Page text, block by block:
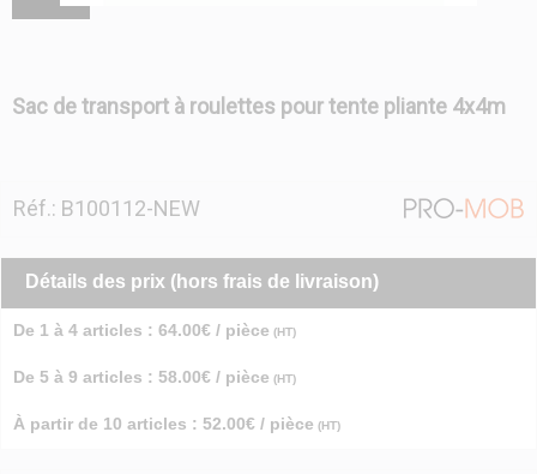
Sac de transport à roulettes pour tente pliante 4x4m
Réf.: B100112-NEW
Détails des prix (hors frais de livraison)
De 1 à 4 articles : 64.00€ / pièce (HT)
De 5 à 9 articles : 58.00€ / pièce (HT)
À partir de 10 articles : 52.00€ / pièce (HT)